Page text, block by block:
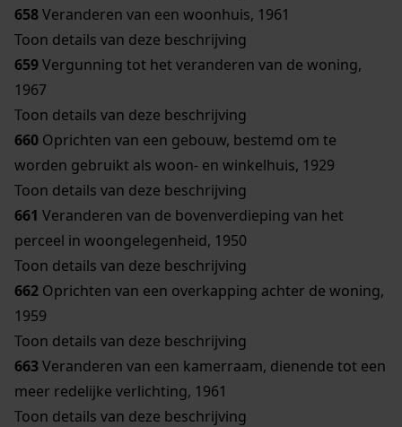
658Veranderen van een woonhuis, 1961
Toon details van deze beschrijving
659Vergunning tot het veranderen van de woning,
1967
Toon details van deze beschrijving
660 Oprichten van een gebouw, bestemd om te
worden gebruikt als woon- en winkelhuis, 1929
Toon details van deze beschrijving
661 Veranderen van de bovenverdieping van het
perceel in woongelegenheid, 1950
Toon details van deze beschrijving
662 Oprichten van een overkapping achter de woning,
1959
Toon details van deze beschrijving
663Veranderen van een kamerraam, dienende tot een
meer redelijke verlichting, 1961
Toon details van deze beschrijving